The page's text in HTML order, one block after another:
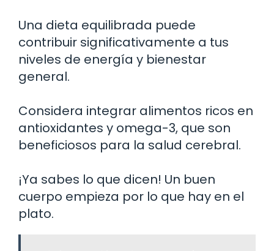
Una dieta equilibrada puede
contribuir significativamente a tus
niveles de energía y bienestar
general.
Considera integrar alimentos ricos en
antioxidantes y omega-3, que son
beneficiosos para la salud cerebral.
¡Ya sabes lo que dicen! Un buen
cuerpo empieza por lo que hay en el
plato.